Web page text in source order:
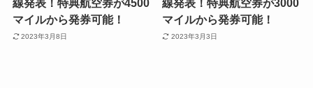
線発表！特典航空券が4500
マイルから発券可能！
2023年3月8日
線発表！特典航空券が3000
マイルから発券可能！
2023年3月3日